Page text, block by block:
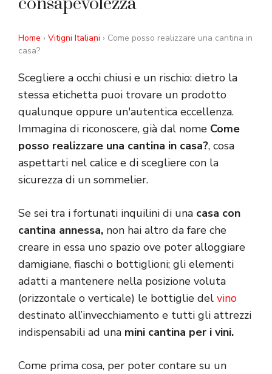
Home › Vitigni Italiani › Come posso realizzare una cantina in
casa?
Scegliere a occhi chiusi e un rischio: dietro la
stessa etichetta puoi trovare un prodotto
qualunque oppure un'autentica eccellenza.
Immagina di riconoscere, già dal nome Come
posso realizzare una cantina in casa?, cosa
aspettarti nel calice e di scegliere con la
sicurezza di un sommelier.
Se sei tra i fortunati inquilini di una casa con
cantina annessa, non hai altro da fare che
creare in essa uno spazio ove poter alloggiare
damigiane, fiaschi o bottiglioni; gli elementi
adatti a mantenere nella posizione voluta
(orizzontale o verticale) le bottiglie del vino
destinato all’invecchiamento e tutti gli attrezzi
indispensabili ad una mini cantina per i vini.
Come prima cosa, per poter contare su un